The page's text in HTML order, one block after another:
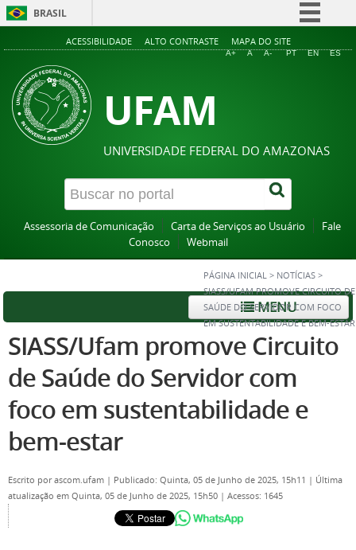
BRASIL
Simplifique!
Acesso à informação
ACESSIBILIDADE ALTO CONTRASTE MAPA DO SITE
A+ A A- PT EN ES
UFAM
UNIVERSIDADE FEDERAL DO AMAZONAS
Assessoria de Comunicação Carta de Serviços ao Usuário
Fale
Conosco
Webmail
PÁGINA INICIAL > NOTÍCIAS >
SIASS/UFAM PROMOVE CIRCUITO DE
SAÚDE DO SERVIDOR COM FOCO
EM SUSTENTABILIDADE E BEM-ESTAR
MENU
SIASS/Ufam promove Circuito
de Saúde do Servidor com
foco em sustentabilidade e
bem-estar
Escrito porascom.ufam | Publicado: Quinta, 05 de Junho de 2025, 15h11 | Última
atualização em Quinta, 05 de Junho de 2025, 15h50 | Acessos: 1645